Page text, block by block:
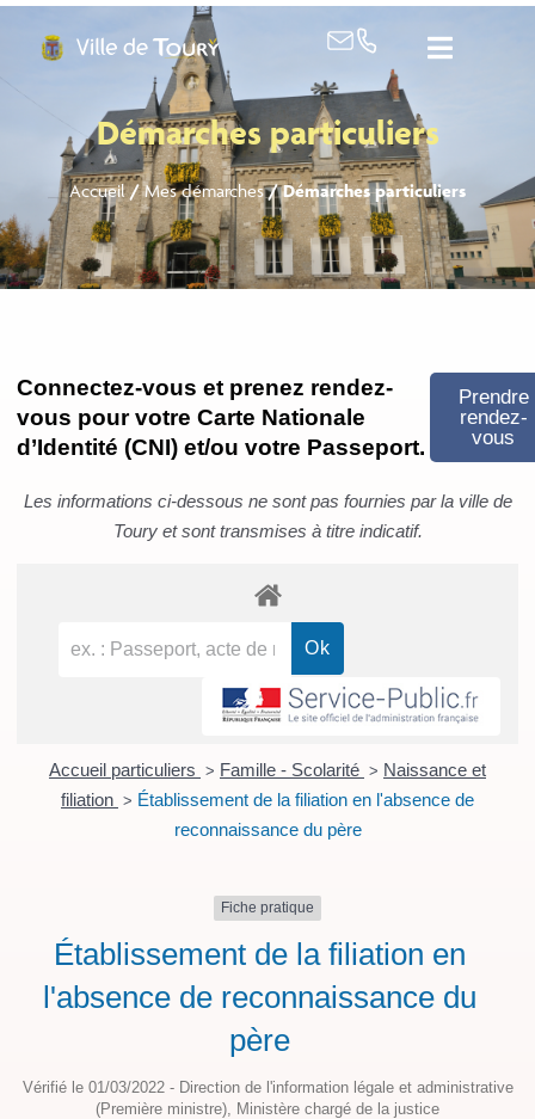
Démarches particuliers
Accueil/Mes démarches/Démarches particuliers
Connectez-vous et prenez rendez-
vous pour votre Carte Nationale
d’Identité (CNI) et/ou votre Passeport.
Prendre
rendez-
vous
Les informations ci-dessous ne sont pas fournies par la ville de
Toury et sont transmises à titre indicatif.
Accueil particuliers > Famille - Scolarité > Naissance et
filiation > Établissement de la filiation en l'absence de
reconnaissance du père
Fiche pratique
Établissement de la filiation en
l'absence de reconnaissance du
père
Vérifié le 01/03/2022 - Direction de l'information légale et administrative
(Première ministre), Ministère chargé de la justice